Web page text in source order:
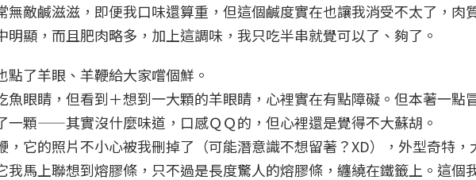
無敵鹹滋滋，即便我口味還算重，但這個鹹度實在也讓我消受不太了，肉
明顯，而且肥肉略多，加上這調味，我只吃半串就覺可以了、夠了。
點了羊眼、羊鞭給大家嚐個鮮。
魚眼睛，但看到＋想到一大顆的羊眼睛，心裡實在有點障礙。但本著一點
一顆——其實沒什麼味道，口感ＱＱ的，但心裡還是覺得不大蘇胡。
，它的照片不小心被我刪掉了（可能潛意識不想留著？XD），外型奇特，
我馬上聯想到熔膠條，只不過是長度驚人的熔膠條，纏繞在鐵籤上。這個